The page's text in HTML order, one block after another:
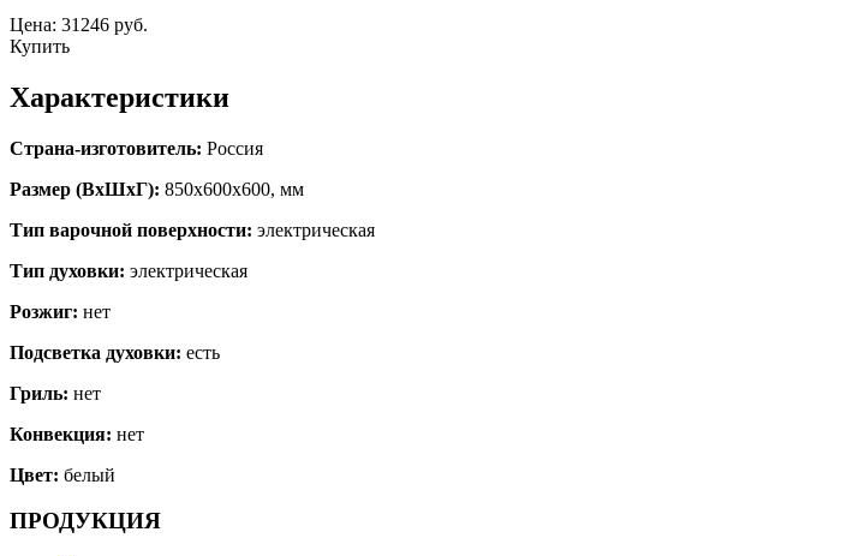
Цена: 31246 руб.
Купить
Характеристики
Страна-изготовитель: Россия
Размер (ВхШхГ): 850х600х600, мм
Тип варочной поверхности: электрическая
Тип духовки: электрическая
Розжиг: нет
Подсветка духовки: есть
Гриль: нет
Конвекция: нет
Цвет: белый
ПРОДУКЦИЯ